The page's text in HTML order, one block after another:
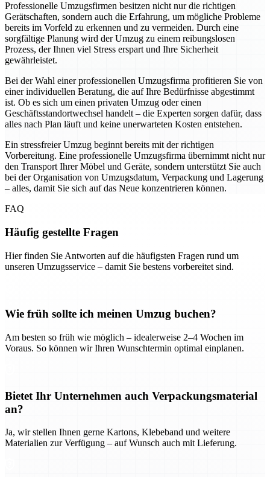
Professionelle Umzugsfirmen besitzen nicht nur die richtigen
Gerätschaften, sondern auch die Erfahrung, um mögliche Probleme
bereits im Vorfeld zu erkennen und zu vermeiden. Durch eine
sorgfältige Planung wird der Umzug zu einem reibungslosen
Prozess, der Ihnen viel Stress erspart und Ihre Sicherheit
gewährleistet.
Bei der Wahl einer professionellen Umzugsfirma profitieren Sie von
einer individuellen Beratung, die auf Ihre Bedürfnisse abgestimmt
ist. Ob es sich um einen privaten Umzug oder einen
Geschäftsstandortwechsel handelt – die Experten sorgen dafür, dass
alles nach Plan läuft und keine unerwarteten Kosten entstehen.
Ein stressfreier Umzug beginnt bereits mit der richtigen
Vorbereitung. Eine professionelle Umzugsfirma übernimmt nicht nur
den Transport Ihrer Möbel und Geräte, sondern unterstützt Sie auch
bei der Organisation von Umzugsdatum, Verpackung und Lagerung
– alles, damit Sie sich auf das Neue konzentrieren können.
FAQ
Häufig gestellte Fragen
Hier finden Sie Antworten auf die häufigsten Fragen rund um
unseren Umzugsservice – damit Sie bestens vorbereitet sind.
Wie früh sollte ich meinen Umzug buchen?
Am besten so früh wie möglich – idealerweise 2–4 Wochen im
Voraus. So können wir Ihren Wunschtermin optimal einplanen.
Bietet Ihr Unternehmen auch Verpackungsmaterial
an?
Ja, wir stellen Ihnen gerne Kartons, Klebeband und weitere
Materialien zur Verfügung – auf Wunsch auch mit Lieferung.